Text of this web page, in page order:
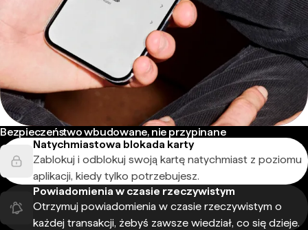
Bezpieczeństwo wbudowane, nie przypinane
Natychmiastowa blokada karty
Zablokuj i odblokuj swoją kartę natychmiast z poziomu
aplikacji, kiedy tylko potrzebujesz.
Powiadomienia w czasie rzeczywistym
Otrzymuj powiadomienia w czasie rzeczywistym o
każdej transakcji, żebyś zawsze wiedział, co się dzieje.